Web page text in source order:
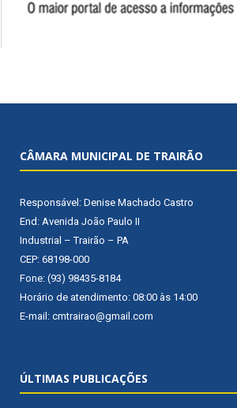
CÂMARA MUNICIPAL DE TRAIRÃO
Responsável: Denise Machado Castro
End: Avenida João Paulo II
Industrial – Trairão – PA
CEP: 68198-000
Fone: (93) 98435-8184
Horário de atendimento: 08:00 às 14:00
E-mail: cmtrairao@gmail.com
ÚLTIMAS PUBLICAÇÕES